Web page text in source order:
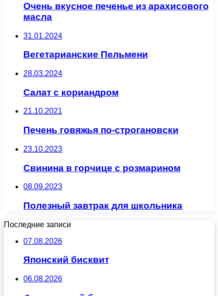
Очень вкусное печенье из арахисового
масла
31.01.2024
Вегетарианские Пельмени
28.03.2024
Салат с кориандром
21.10.2021
Печень говяжья по-строгановски
23.10.2023
Свинина в горчице с розмарином
08.09.2023
Полезный завтрак для школьника
Последние записи
07.08.2026
Японский бисквит
06.08.2026